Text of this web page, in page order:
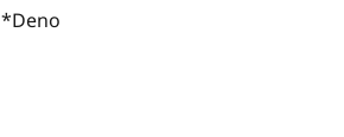
*Deno